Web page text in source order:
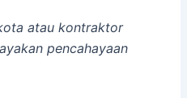
atau kontraktor
pencahayaan